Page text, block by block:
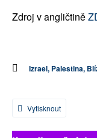
Zdroj v angličtině
Izrael, Palestina,
Vytisknout